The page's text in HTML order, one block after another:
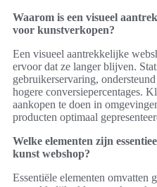
Waarom is een visueel
voor kunstverkopen?
Een visueel aantrekkelijke
ervoor dat ze langer blijven.
gebruikerservaring,
hogere conversiepercentages.
aankopen te doen in
producten optimaal
Welke elementen zijn
kunst webshop?
Essentiële elementen omvatten